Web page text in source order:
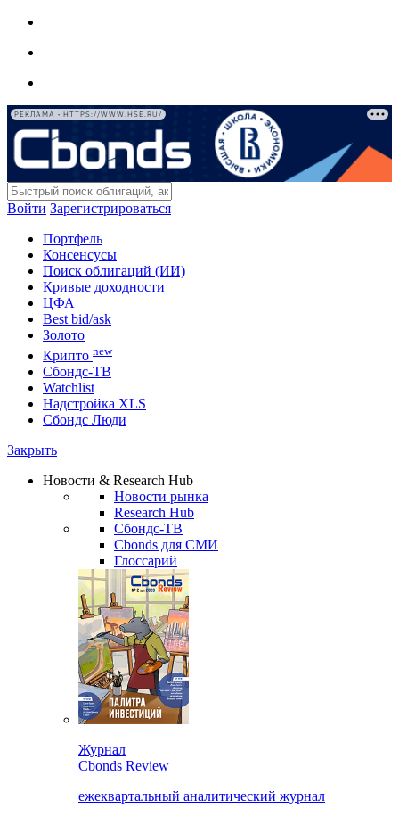
РЕКЛАМА • HTTPS://WWW.HSE.RU/
Войти Зарегистрироваться
Портфель
Консенсусы
Поиск облигаций (ИИ)
Кривые доходности
ЦФА
Best bid/ask
Золото
Крипто new
Сбондс-ТВ
Watchlist
Надстройка XLS
Сбондс Люди
Закрыть
Новости & Research Hub
Новости рынка
Research Hub
Сбондс-ТВ
Cbonds для СМИ
Глоссарий
Журнал
Cbonds Review
ежеквартальный аналитический журнал